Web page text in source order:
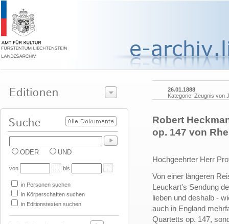
ODER UND
von bis
in Personen suchen
in Körperschaften suchen
in Editionstexten suchen
26.01.1888
Kategorie: Zeugnis von
Robert
op. 147 von
Hochgeehrter Herr
Von einer längeren
Leuckart's Sendung
lieben und deshalb -
auch in England
Quartetts op. 147,